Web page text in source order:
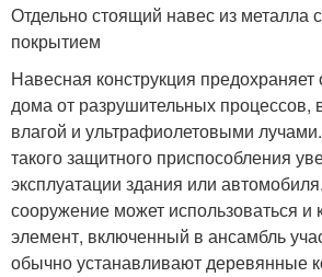
Отдельно стоящий навес из металла
покрытием
Навесная конструкция
дома от разрушительных
влагой и ультрафиолетовыми
такого защитного приспособления
эксплуатации здания или
сооружение может использоваться и
элемент, включенный в ансамбль
обычно устанавливают деревянные